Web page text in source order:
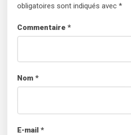
obligatoires sont indiqués avec *
Commentaire *
Nom *
E-mail *